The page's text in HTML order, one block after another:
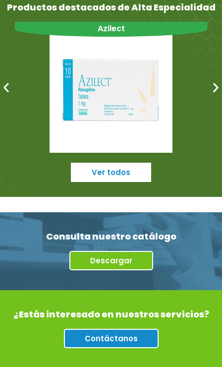
Productos destacados de Alta Especialidad
Azilect
Ver todos
Consulta nuestro catálogo
Descargar
¿Estás interesado en nuestros servicios?
Contáctanos